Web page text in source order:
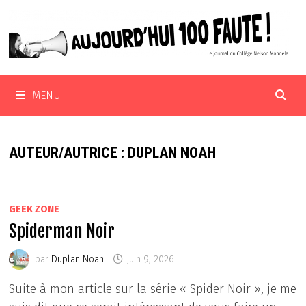
contenu
MENU
AUTEUR/AUTRICE : DUPLAN NOAH
GEEK ZONE
Spiderman Noir
par Duplan Noah juin 9, 2026
Suite à mon article sur la série « Spider Noir », je me